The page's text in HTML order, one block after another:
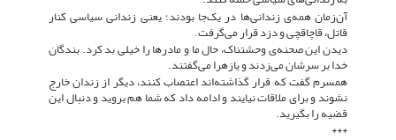
آن‌زمان همه‌ی زندانی‌ها در یک‌جا بودند؛ یعنى زندانی سیاسی کنار
قاتل، قاچاقچی و دزد قرار می‌گرفت.
دیدن این صحنه‌ی وحشتناک، حال ما و مادرها را خیلی بد کرد. بندگان
خدا بر سرشان می‌زدند و یازهرا می‌گفتند.
همسرم گفت که قرار گذاشته‌اند اعتصاب کنند، دیگر از زندان خارج
نشوند و برای ملاقات نیایند و ادامه داد که شما هم بروید و دنبال این
قضیه را بگیرید.
***